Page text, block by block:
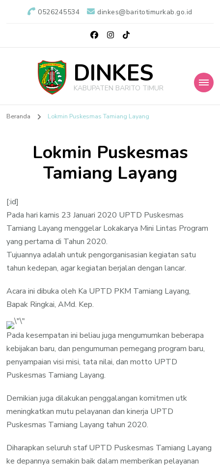
0526245534 dinkes@baritotimurkab.go.id
DINKES
KABUPATEN BARITO TIMUR
Beranda Lokmin Puskesmas Tamiang Layang
Lokmin Puskesmas
Tamiang Layang
[:id]
Pada hari kamis 23 Januari 2020 UPTD Puskesmas
Tamiang Layang menggelar Lokakarya Mini Lintas Program
yang pertama di Tahun 2020.
Tujuannya adalah untuk pengorganisasian kegiatan satu
tahun kedepan, agar kegiatan berjalan dengan lancar.
Acara ini dibuka oleh Ka UPTD PKM Tamiang Layang,
Bapak Ringkai, AMd. Kep.
Pada kesempatan ini beliau juga mengumumkan beberapa
kebijakan baru, dan pengumuman pemegang program baru,
penyampaian visi misi, tata nilai, dan motto UPTD
Puskesmas Tamiang Layang.
Demikian juga dilakukan penggalangan komitmen utk
meningkatkan mutu pelayanan dan kinerja UPTD
Puskesmas Tamiang Layang tahun 2020.
Diharapkan seluruh staf UPTD Puskesmas Tamiang Layang
ke depannya semakin baik dalam memberikan pelayanan